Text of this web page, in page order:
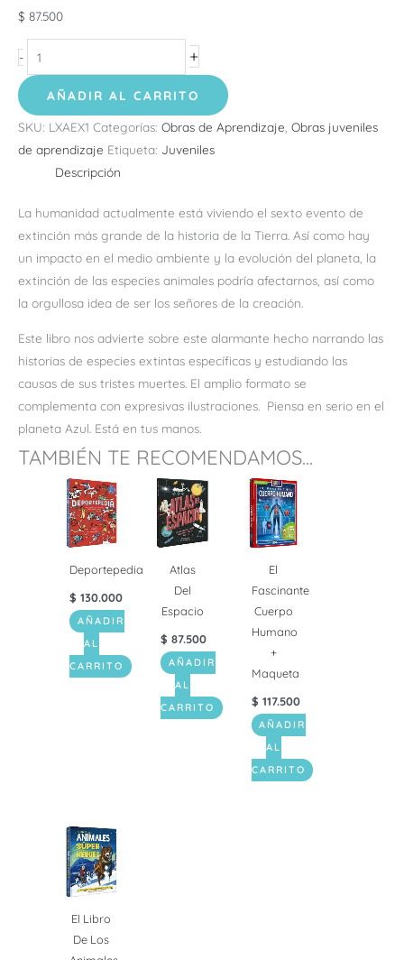
$ 87.500
- +
AÑADIR AL CARRITO
SKU: LXAEX1 Categorías: Obras de Aprendizaje Obras juveniles
de aprendizaje Etiqueta: Juveniles
Descripción
La humanidad actualmente está viviendo el sexto evento de
extinción más grande de la historia de la Tierra. Así como hay
un impacto en el medio ambiente y la evolución del planeta, la
extinción de las especies animales podría afectarnos, así como
la orgullosa idea de ser los señores de la creación.
Este libro nos advierte sobre este alarmante hecho narrando las
historias de especies extintas específicas y estudiando las
causas de sus tristes muertes. El amplio formato se
complementa con expresivas ilustraciones. Piensa en serio en el
planeta Azul. Está en tus manos.
TAMBIÉN TE RECOMENDAMOS...
Deportepedia
$ 130.000
AÑADIR
AL
CARRITO
Atlas
Del
Espacio
$ 87.500
AÑADIR
AL
CARRITO
El
Fascinante
Cuerpo
Humano
+
Maqueta
$ 117.500
AÑADIR
AL
CARRITO
El Libro
De Los